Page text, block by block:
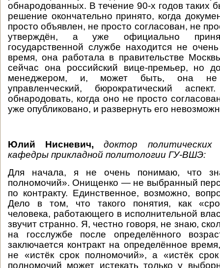
обнародованных. В течение 90-х годов таких
решение окончательно принято, когда
просто объявлен, не просто согласован, не
утверждён, а уже официально
государственной службе находится не
время, она работала в правительстве
сейчас она российский вице-премьер, но
менеджером, и, может быть, она не
управленческий, бюрократический
обнародовать, когда оно не просто
уже опубликовано, и развернуть его
Юлий Нисневич,доктор политических
кафедры прикладной политологии ГУ-ВШЭ:
Для начала, я не очень понимаю, что
полномочий». Онищенко — не выбранный
по контракту. Единственное, возможно,
Дело в том, что такого понятия, как
человека, работающего в исполнительной
звучит странно. Я, честно говоря, не знаю,
на госслужбе после определённого
заключается контракт на определённое
не «истёк срок полномочий», а «истёк
полномочий может истекать только у